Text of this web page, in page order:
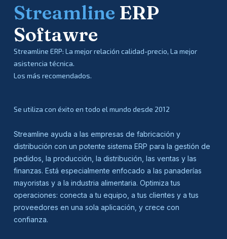
Streamline ERP
Softawre
Streamline ERP: La mejor relación calidad-precio, La mejor
asistencia técnica.
Los más recomendados.
Se utiliza con éxito en todo el mundo desde 2012
Streamline ayuda a las empresas de fabricación y
distribución con un potente sistema ERP para la gestión de
pedidos, la producción, la distribución, las ventas y las
finanzas. Está especialmente enfocado a las panaderías
mayoristas y a la industria alimentaria. Optimiza tus
operaciones: conecta a tu equipo, a tus clientes y a tus
proveedores en una sola aplicación, y crece con
confianza.